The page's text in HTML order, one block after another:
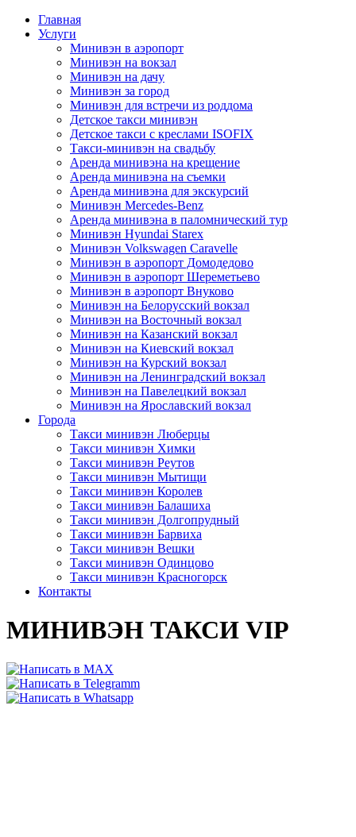
Главная
Услуги
Минивэн в аэропорт
Минивэн на вокзал
Минивэн на дачу
Минивэн за город
Минивэн для встречи из роддома
Детское такси минивэн
Детское такси с креслами ISOFIX
Такси-минивэн на свадьбу
Аренда минивэна на крещение
Аренда минивэна на съемки
Аренда минивэна для экскурсий
Минивэн Mercedes-Benz
Аренда минивэна в паломнический тур
Минивэн Hyundai Starex
Минивэн Volkswagen Caravelle
Минивэн в аэропорт Домодедово
Минивэн в аэропорт Шереметьево
Минивэн в аэропорт Внуково
Минивэн на Белорусский вокзал
Минивэн на Восточный вокзал
Минивэн на Казанский вокзал
Минивэн на Киевский вокзал
Минивэн на Курский вокзал
Минивэн на Ленинградский вокзал
Минивэн на Павелецкий вокзал
Минивэн на Ярославский вокзал
Города
Такси минивэн Люберцы
Такси минивэн Химки
Такси минивэн Реутов
Такси минивэн Мытищи
Такси минивэн Королев
Такси минивэн Балашиха
Такси минивэн Долгопрудный
Такси минивэн Барвиха
Такси минивэн Вешки
Такси минивэн Одинцово
Такси минивэн Красногорск
Контакты
МИНИВЭН ТАКСИ VIP